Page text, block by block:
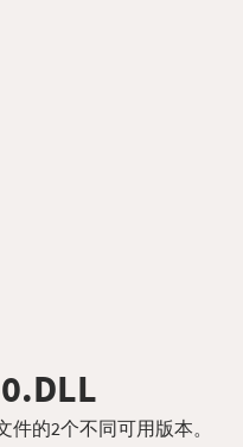
的2个不同可用版本。